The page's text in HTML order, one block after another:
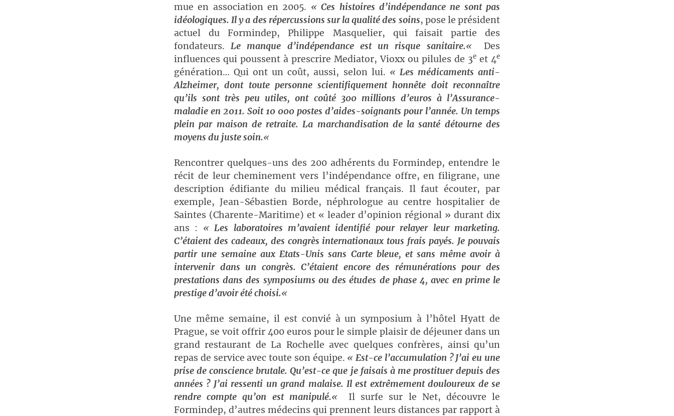
mue en association en 2005. «Ces histoires d’indépendance ne sont pas
idéologiques. Il y a des répercussions sur la qualité des soins, pose le président
actuel du Formindep, Philippe Masquelier, qui faisait partie des
fondateurs.Le manque d’indépendance est un risque sanitaire.«
Des
influences qui poussent à prescrire Mediator, Vioxx ou pilules de 3e et 4e
génération… Qui ont un coût, aussi, selon lui. « Les médicaments anti-
Alzheimer, dont toute personne scientifiquement honnête doit reconnaître
qu’ils sont très peu utiles, ont coûté 300 millions d’euros à l’Assurance-
maladie en 2011. Soit 10 000 postes d’aides-soignants pour l’année. Un temps
plein par maison de retraite. La marchandisation de la santé détourne des
moyens du juste soin.«
Rencontrer quelques-uns des 200 adhérents du Formindep, entendre le
récit de leur cheminement vers l’indépendance offre, en filigrane, une
description édifiante du milieu médical français. Il faut écouter, par
exemple, Jean-Sébastien Borde, néphrologue au centre hospitalier de
Saintes (Charente-Maritime) et « leader d’opinion régional » durant dix
ans : «Les laboratoires m’avaient identifié pour relayer leur marketing.
C’étaient des cadeaux, des congrès internationaux tous frais payés. Je pouvais
partir une semaine aux Etats-Unis sans Carte bleue, et sans même avoir à
intervenir dans un congrès. C’étaient encore des rémunérations pour des
prestations dans des symposiums ou des études de phase 4, avec en prime le
prestige d’avoir été choisi.«
Une même semaine, il est convié à un symposium à l’hôtel Hyatt de
Prague, se voit offrir 400 euros pour le simple plaisir de déjeuner dans un
grand restaurant de La Rochelle avec quelques confrères, ainsi qu’un
repas de service avec toute son équipe. «Est-ce l’accumulation ? J’ai eu une
prise de conscience brutale. Qu’est-ce que je faisais à me prostituer depuis des
années ? J’ai ressenti un grand malaise. Il est extrêmement douloureux de se
rendre compte qu’on est manipulé.«
Il surfe sur le Net, découvre le
Formindep, d’autres médecins qui prennent leurs distances par rapport à